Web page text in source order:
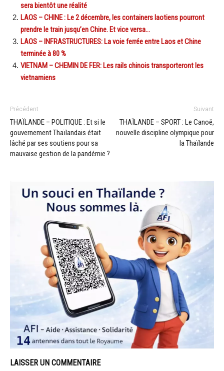
sera bientôt une réalité
LAOS – CHINE : Le 2 décembre, les containers laotiens pourront
prendre le train jusqu’en Chine. Et vice versa…
LAOS – INFRASTRUCTURES: La voie ferrée entre Laos et Chine
terminée à 80 %
VIETNAM – CHEMIN DE FER: Les rails chinois transporteront les
vietnamiens
Précédent
THAÏLANDE – POLITIQUE : Et si le
gouvernement Thaïlandais était
lâché par ses soutiens pour sa
mauvaise gestion de la pandémie ?
Suivant
THAÏLANDE – SPORT : Le Canoë,
nouvelle discipline olympique pour
la Thaïlande
LAISSER UN COMMENTAIRE